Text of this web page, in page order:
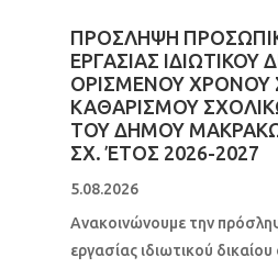
ΠΡΟΣΛΗΨΗ
ΕΡΓΑΣΙΑΣ ΙΔΙΩΤΙΚΟΥ
ΟΡΙΣΜΕΝΟΥ ΧΡΟΝΟΥ
ΚΑΘΑΡΙΣΜΟΥ
ΤΟΥ ΔΗΜΟΥ
ΣΧ. ΈΤΟΣ 2026-2027
5.08.2026
Ανακοινώνουμε την
εργασίας ιδιωτικού